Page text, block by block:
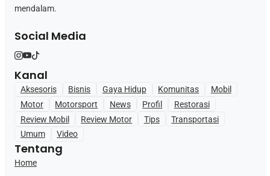
mendalam.
Social Media
Kanal
Aksesoris Bisnis Gaya Hidup Komunitas
Mobil
Motor
Motorsport News Profil
Restorasi
Review Mobil
Review Motor Tips
Transportasi
Umum
Video
Tentang
Home